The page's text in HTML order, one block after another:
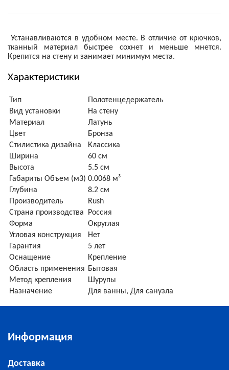
Устанавливаются в удобном месте. В отличие от крючков,
тканный материал быстрее сохнет и меньше мнется.
Крепится на стену и занимает минимум места.
Характеристики
Тип
Полотенцедержатель
Вид установки
На стену
Материал
Латунь
Цвет
Бронза
Стилистика дизайна
Классика
Ширина
60 см
Высота
5.5 см
Габариты Объем (м3) 0.0068 м³
Глубина
8.2 см
Производитель
Rush
Страна производства
Россия
Форма
Округлая
Угловая конструкция
Нет
Гарантия
5 лет
Оснащение
Крепление
Область применения Бытовая
Метод крепления
Шурупы
Назначение
Для ванны, Для санузла
Информация
Доставка